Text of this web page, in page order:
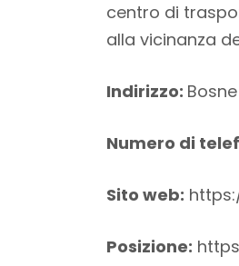
centro di
alla vicinanza
Indirizzo:
Numero di
Sito web:
Posizione: